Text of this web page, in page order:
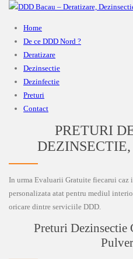
Home
De ce DDD Nord ?
Deratizare
Dezinsectie
Dezinfectie
Preturi
Contact
PRETURI
In urma Evaluarii Gratuite fiecarui caz
personalizata atat pentru mediul
oricare dintre serviciile DDD.
Preturi Dezinsectie